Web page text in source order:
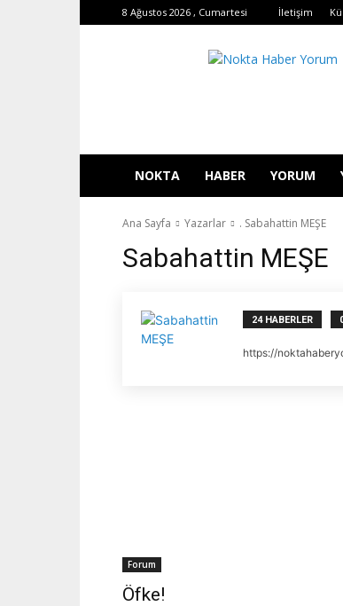
8 Ağustos 2026 , Cumartesi İletişim
NOKTA HABER YORUM
Ana Sayfa Yazarlar . Sabahattin MEŞE
Sabahattin MEŞE
24 HABERLER
https://
Forum
Öfke!